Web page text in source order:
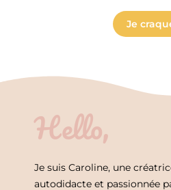
Je
Hello,
Je suis Caroline, une
autodidacte et passionnée